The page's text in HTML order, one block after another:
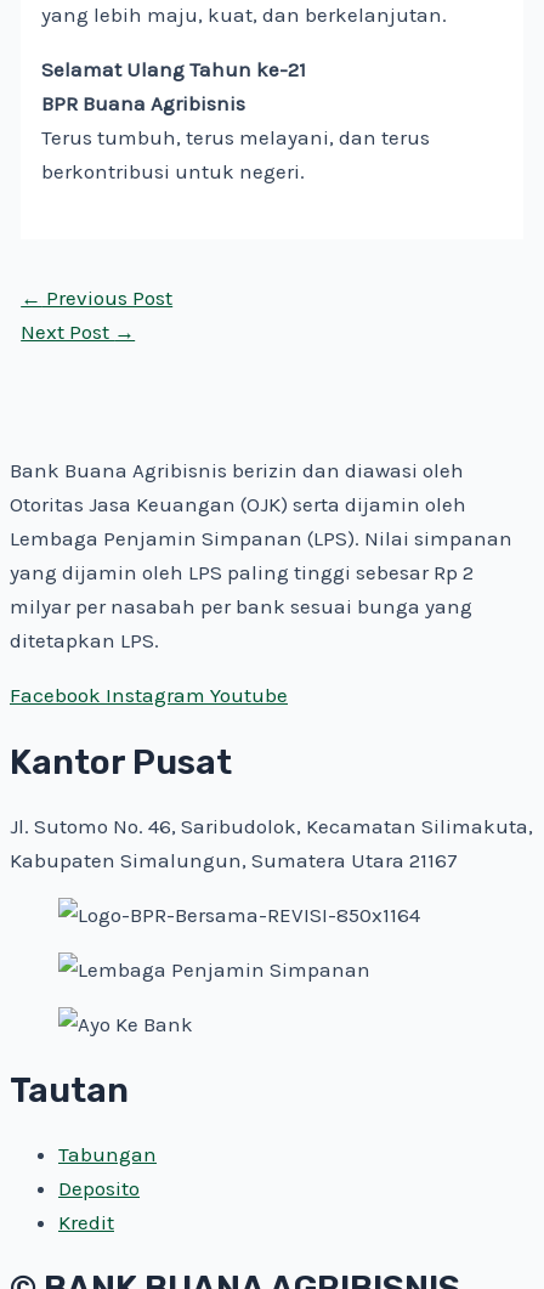
yang lebih maju, kuat, dan berkelanjutan.
Selamat Ulang Tahun ke-21
BPR Buana Agribisnis
Terus tumbuh, terus melayani, dan terus
berkontribusi untuk negeri.
← Previous Post
Next Post →
Bank Buana Agribisnis berizin dan diawasi oleh
Otoritas Jasa Keuangan (OJK) serta dijamin oleh
Lembaga Penjamin Simpanan (LPS). Nilai simpanan
yang dijamin oleh LPS paling tinggi sebesar Rp 2
milyar per nasabah per bank sesuai bunga yang
ditetapkan LPS.
Facebook Instagram Youtube
Kantor Pusat
Jl. Sutomo No. 46, Saribudolok, Kecamatan Silimakuta,
Kabupaten Simalungun, Sumatera Utara 21167
Tautan
Tabungan
Deposito
Kredit